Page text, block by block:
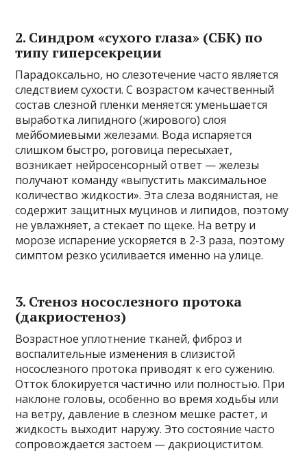
2. Синдром «сухого глаза» (СБК) по
типу гиперсекреции
Парадоксально, но слезотечение часто является
следствием сухости. С возрастом качественный
состав слезной пленки меняется: уменьшается
выработка липидного (жирового) слоя
мейбомиевыми железами. Вода испаряется
слишком быстро, роговица пересыхает,
возникает нейросенсорный ответ — железы
получают команду «выпустить максимальное
количество жидкости». Эта слеза водянистая, не
содержит защитных муцинов и липидов, поэтому
не увлажняет, а стекает по щеке. На ветру и
морозе испарение ускоряется в 2-3 раза, поэтому
симптом резко усиливается именно на улице.
3. Стеноз носослезного протока
(дакриостеноз)
Возрастное уплотнение тканей, фиброз и
воспалительные изменения в слизистой
носослезного протока приводят к его сужению.
Отток блокируется частично или полностью. При
наклоне головы, особенно во время ходьбы или
на ветру, давление в слезном мешке растет, и
жидкость выходит наружу. Это состояние часто
сопровождается застоем — дакриоциститом.